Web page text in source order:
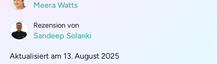
Meera Watts
Rezension von
Sandeep Solanki
Aktualisiert am 13. August 2025